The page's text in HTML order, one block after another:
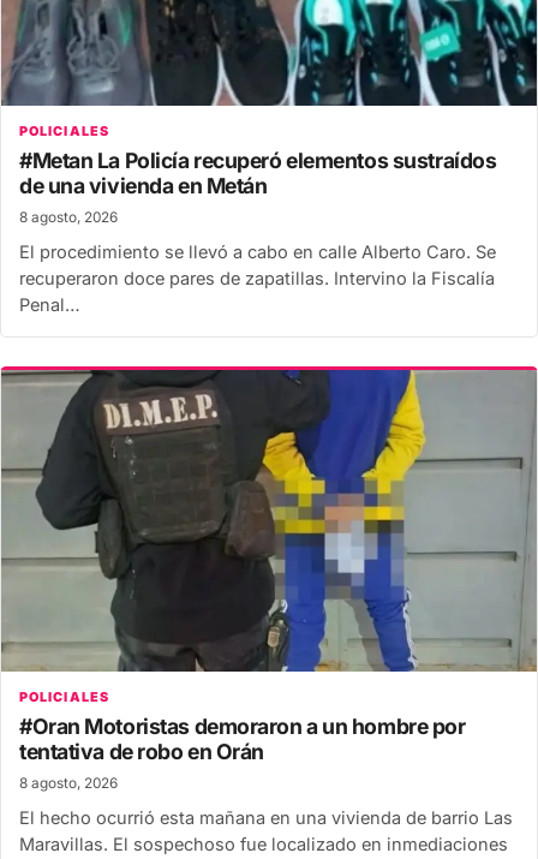
POLICIALES
#Metan La Policía recuperó elementos sustraídos
de una vivienda en Metán
8 agosto, 2026
El procedimiento se llevó a cabo en calle Alberto Caro. Se
recuperaron doce pares de zapatillas. Intervino la Fiscalía
Penal…
POLICIALES
#Oran Motoristas demoraron a un hombre por
tentativa de robo en Orán
8 agosto, 2026
El hecho ocurrió esta mañana en una vivienda de barrio Las
Maravillas. El sospechoso fue localizado en inmediaciones